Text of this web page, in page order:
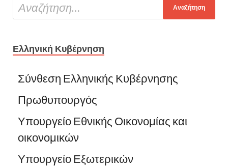
Ελληνική Κυβέρνηση
Σύνθεση Ελληνικής Κυβέρνησης
Πρωθυπουργός
Υπουργείο Εθνικής Οικονομίας και
οικονομικών
Υπουργείο Εξωτερικών